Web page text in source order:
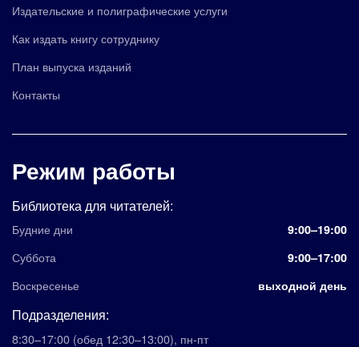
Издательские и полиграфические услуги
Как издать книгу сотруднику
План выпуска изданий
Контакты
Режим работы
Библиотека для читателей:
Будние дни 9:00–19:00
Суббота 9:00–17:00
Воскресенье выходной день
Подразделения:
8:30–17:00 (обед 12:30–13:00), пн-пт